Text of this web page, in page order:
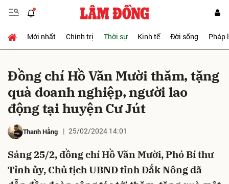
Mới nhất Chính trị Thời sự Kinh tế Đời sống Pháp
Đồng chí Hồ Văn Mười thăm, tặng
quà doanh nghiệp, người lao
động tại huyện Cư Jút
Thanh Hằng 25/02/2024 14:01
Sáng 25/2, đồng chí Hồ Văn Mười, Phó Bí thư
Tỉnh ủy, Chủ tịch UBND tỉnh Đắk Nông đã
Gửi bình luận
Hủy Gửi